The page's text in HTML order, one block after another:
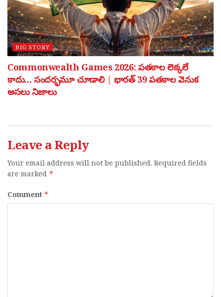
BIG STORY
Commonwealth Games 2026: పతకాల లెక్కలే
కాదు… సందర్భమూ చూడాలి | భారత్ 39 పతకాల వెనుక
అసలు నిజాలు
Leave a Reply
Your email address will not be published. Required fields
are marked *
Comment *